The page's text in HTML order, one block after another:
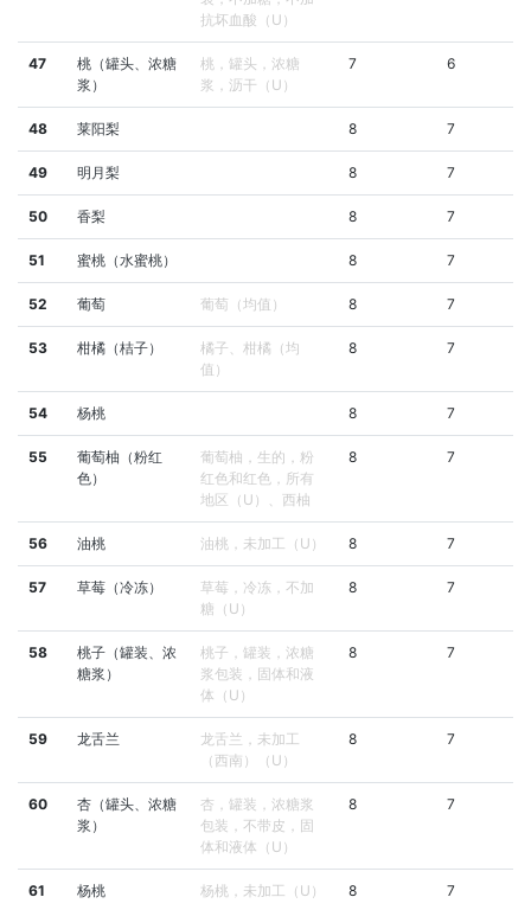
抗坏血酸（U）
47
桃（罐头、浓糖
浆）
桃，罐头，浓糖
浆，沥干（U）
7 6
48 莱阳梨 8 7
49 明月梨 8 7
50 香梨 8 7
51 蜜桃（水蜜桃） 8 7
52 葡萄 葡萄（均值） 8 7
53 柑橘（桔子）
橘子、柑橘（均
值）
8 7
54 杨桃 8 7
55
葡萄柚（粉红
色）
葡萄柚，生的，粉
红色和红色，所有
地区（U）、西柚
8 7
56 油桃 油桃，未加工（U） 8 7
57 草莓（冷冻）
草莓，冷冻，不加
糖（U）
8 7
58
桃子（罐装、浓
糖浆）
桃子，罐装，浓糖
浆包装，固体和液
体（U）
8 7
59 龙舌兰
龙舌兰，未加工
（西南）（U）
8 7
60
杏（罐头、浓糖
浆）
杏，罐装，浓糖浆
包装，不带皮，固
体和液体（U）
8 7
61 杨桃 杨桃，未加工（U） 8 7